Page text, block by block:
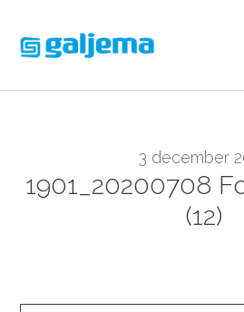
3 december
1901_20200708
(12)